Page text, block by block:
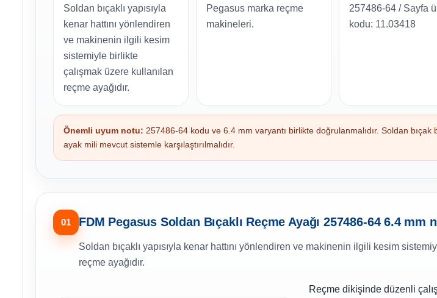
Soldan bıçaklı yapısıyla
kenar hattını yönlendiren
ve makinenin ilgili kesim
sistemiyle birlikte
çalışmak üzere kullanılan
reçme ayağıdır.
Pegasus marka reçme
makineleri.
257486-64 / Sayfa
kodu: 11.03418
Önemli uyum notu: 257486-64 kodu ve 6.4 mm varyantı birlikte doğrulanmalıdır. Soldan bıçak
ayak mili mevcut sistemle karşılaştırılmalıdır.
01 FDM Pegasus Soldan Bıçaklı Reçme Ayağı 257486-64 6.4 mm
Soldan bıçaklı yapısıyla kenar hattını yönlendiren ve makinenin ilgili kesim
reçme ayağıdır.
Reçme dikişinde düzenli